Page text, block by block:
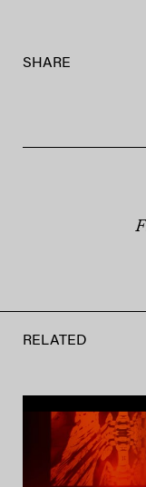
SHARE
RELATED